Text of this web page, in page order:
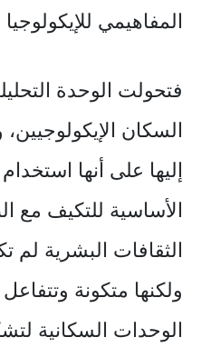
المفاهيمي
فتحولت الوحدة
السكان
إليها على أنها
الأساسية للتكيف مع
الثقافات البشرية لم
ولكنها متكونة
الوحدات السكانية